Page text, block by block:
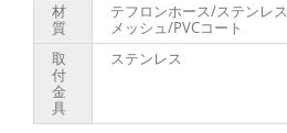
材
質
テフロンホース/ステンレス
メッシュ/PVCコート
取
付
金
具
ステンレス